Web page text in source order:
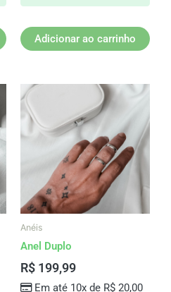
Adicionar ao carrinho
Anéis
Anel Duplo
R$ 199,99
Em até 10x de R$20,00